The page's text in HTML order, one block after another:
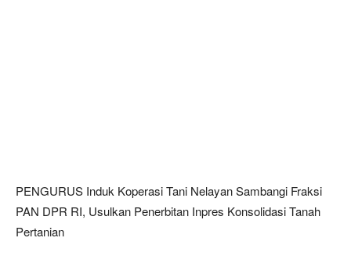
PENGURUS Induk Koperasi Tani Nelayan Sambangi Fraksi
PAN DPR RI, Usulkan Penerbitan Inpres Konsolidasi Tanah
Pertanian